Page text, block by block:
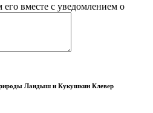
вместе с уведомлением о
Ландыш и Кукушкин Клевер